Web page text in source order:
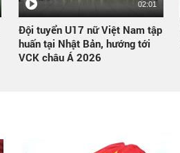
02:01
Đội tuyển U17 nữ Việt Nam tập
huấn tại Nhật Bản, hướng tới
VCK châu Á 2026